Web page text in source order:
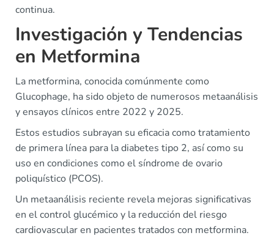
continua.
Investigación y Tendencias
en Metformina
La metformina, conocida comúnmente como
Glucophage, ha sido objeto de numerosos metaanálisis
y ensayos clínicos entre 2022 y 2025.
Estos estudios subrayan su eficacia como tratamiento
de primera línea para la diabetes tipo 2, así como su
uso en condiciones como el síndrome de ovario
poliquístico (PCOS).
Un metaanálisis reciente revela mejoras significativas
en el control glucémico y la reducción del riesgo
cardiovascular en pacientes tratados con metformina.